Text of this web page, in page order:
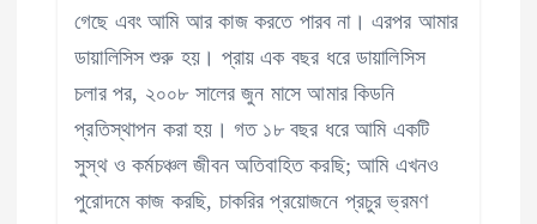
গেছে এবং আমি আর কাজ করতে পারব না। এরপর আমার
ডায়ালিসিস শুরু হয়। প্রায় এক বছর ধরে ডায়ালিসিস
চলার পর, ২০০৮ সালের জুন মাসে আমার কিডনি
প্রতিস্থাপন করা হয়। গত ১৮ বছর ধরে আমি একটি
সুস্থ ও কর্মচঞ্চল জীবন অতিবাহিত করছি; আমি এখনও
পুরোদমে কাজ করছি, চাকরির প্রয়োজনে প্রচুর ভ্রমণ